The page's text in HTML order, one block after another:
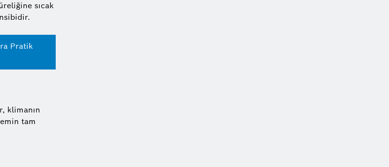
sıcak
Pratik
klimanın
tam